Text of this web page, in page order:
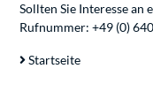
Sollten Sie Interesse an
Rufnummer: +49 (0)
Startseite